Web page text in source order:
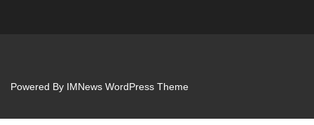
Powered By IMNews WordPress Theme